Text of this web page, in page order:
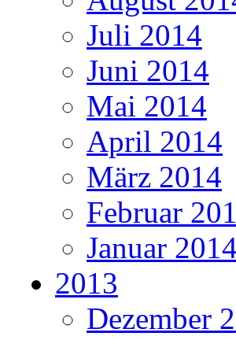
Juli 2014
Juni 2014
Mai 2014
April 2014
März 2014
Februar
Januar 2014
2013
Dezember